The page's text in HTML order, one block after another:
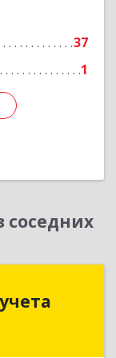
37
1
г, Маршала